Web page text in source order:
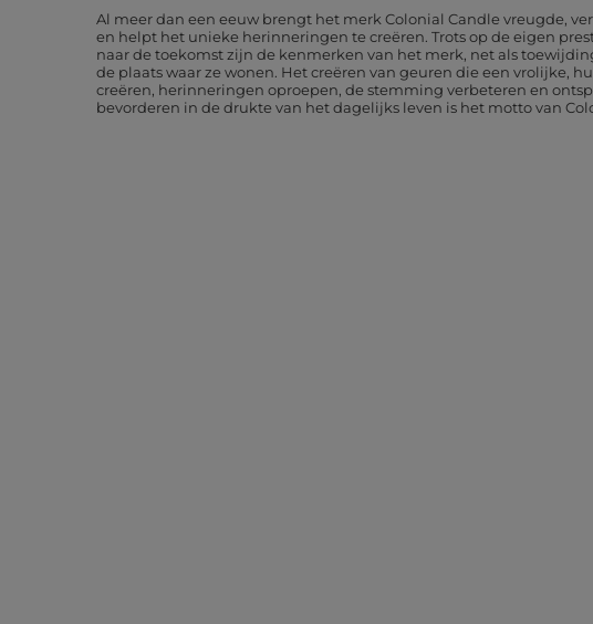
Al meer dan een eeuw brengt het merk Colonial Candle vreugde,
en helpt het unieke herinneringen te creëren. Trots op de eigen
naar de toekomst zijn de kenmerken van het merk, net als
de plaats waar ze wonen. Het creëren van geuren die een vrolijke,
creëren, herinneringen oproepen, de stemming verbeteren en
bevorderen in de drukte van het dagelijks leven is het motto van